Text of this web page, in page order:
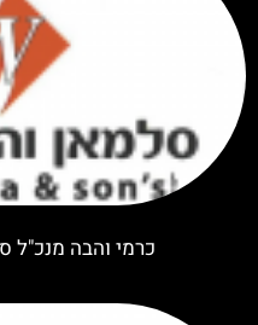
כרמי והבה מנכ"ל